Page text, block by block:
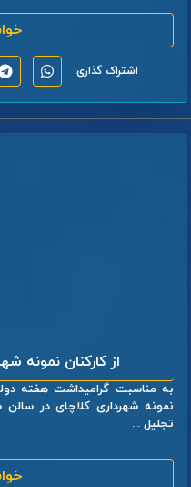
اشتراک گذاری:
از کارکنان نمونه
به مناسبت گرامیداشت هفته
نمونه شهرداری کلاچای در سالن
تجلیل ...